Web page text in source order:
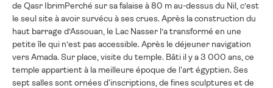
de Qasr IbrimPerché sur sa falaise à 80 m au-dessus du Nil, c’est
le seul site à avoir survécu à ses crues. Après la construction du
haut barrage d’Assouan, le Lac Nasser l’a transformé en une
petite île qui n’est pas accessible. Après le déjeuner navigation
vers Amada. Sur place, visite du temple. Bâti il y a 3 000 ans, ce
temple appartient à la meilleure époque de l'art égyptien. Ses
sept salles sont ornées d'inscriptions, de fines sculptures et de